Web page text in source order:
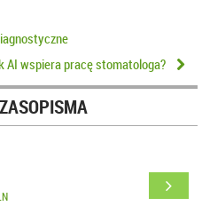
AI wspiera pracę stomatologa?